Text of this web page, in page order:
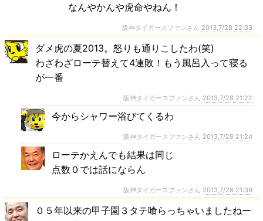
なんやかんや虎命やねん！
阪神タイガースファンさん 2013,7/28 22:33
ダメ虎の夏2013。怒りも通りこしたわ(笑)
わざわざローテ替えて4連敗！もう風呂入って寝る
が一番
阪神タイガースファンさん 2013,7/28 21:22
今からシャワー浴びてくるわ
阪神タイガースファンさん 2013,7/28 21:24
ローテかえんでも結果は同じ
点数０では話にならん
阪神タイガースファンさん 2013,7/28 21:39
０５年以来の甲子園３タテ喰らっちゃいましたねー